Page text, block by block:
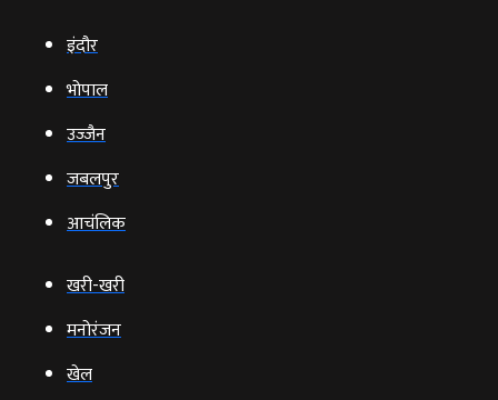
इंदौर
भोपाल
उज्‍जैन
जबलपुर
आचंलिक
खरी-खरी
मनोरंजन
खेल